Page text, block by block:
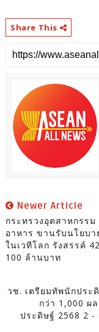
Share This
Newer Article
กระทรวงอุตสาหกรร
อาหาร ขานรับนโยบา
ในเวทีโลก รังสรรค์
100 ล้านบาท
วช. เตรียมทัพนักประ
กว่า 1,000 ผ
ประดิษฐ์ 2568 2 -